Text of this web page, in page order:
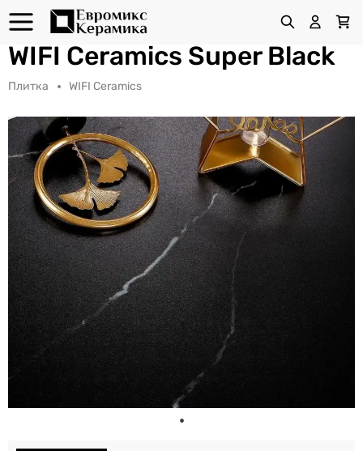
WIFI Ceramics Super Black
Плитка WIFI Ceramics